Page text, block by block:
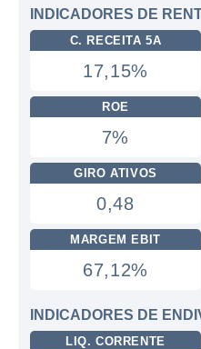
INDICADORES DE
C. RECEITA 5A
17,15%
ROE
7%
GIRO ATIVOS
0,48
MARGEM EBIT
67,12%
INDICADORES DE
LIQ. CORRENTE